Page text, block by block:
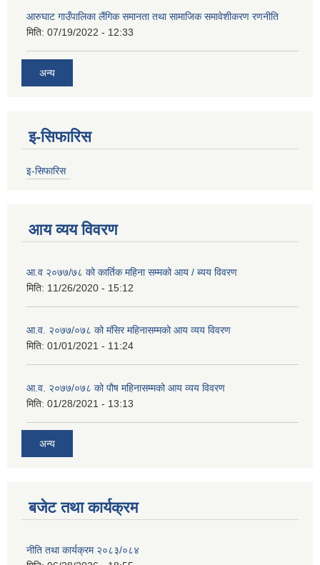
आरुघाट गाउँपालिका लैंगिक समानता तथा सामाजिक समावेशीकरण रणनीति
मिति: 07/19/2022 - 12:33
अन्य
इ-सिफारिस
इ-सिफारिस
आय व्यय विवरण
आ.व २०७७/७८ को कार्तिक महिना सम्मको आय / ब्यय विवरण
मिति: 11/26/2020 - 15:12
आ.व. २०७७/०७८ को मंसिर महिनासम्मको आय व्यय विवरण
मिति: 01/01/2021 - 11:24
आ.व. २०७७/०७८ को पौष महिनासम्मको आय व्यय विवरण
मिति: 01/28/2021 - 13:13
अन्य
बजेट तथा कार्यक्रम
नीति तथा कार्यक्रम २०८३/०८४